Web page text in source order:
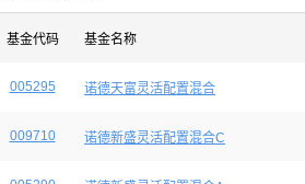
基金代码 基金名称
005295 诺德天富灵活配置混合
009710 诺德新盛灵活配置混合C